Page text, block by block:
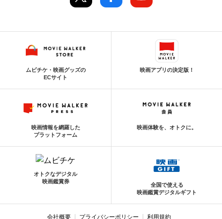
ムビチケ・映画グッズの
ECサイト
映画アプリの決定版！
映画情報を網羅した
プラットフォーム
映画体験を、オトクに。
オトクなデジタル
映画鑑賞券
全国で使える
映画鑑賞デジタルギフト
会社概要 プライバシーポリシー 利用規約